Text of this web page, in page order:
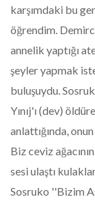
karşımdaki bu
öğrendim.
annelik yaptığı
şeyler yapmak
buluşuydu.
Yınıj'ı (dev)
anlattığında,
Biz ceviz
sesi ulaştı
Sosruko ''Bizim